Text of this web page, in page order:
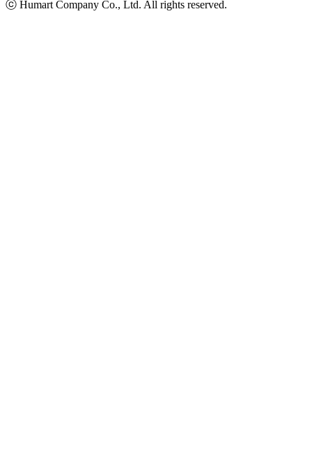
ⓒ Humart Company Co., Ltd. All rights reserved.